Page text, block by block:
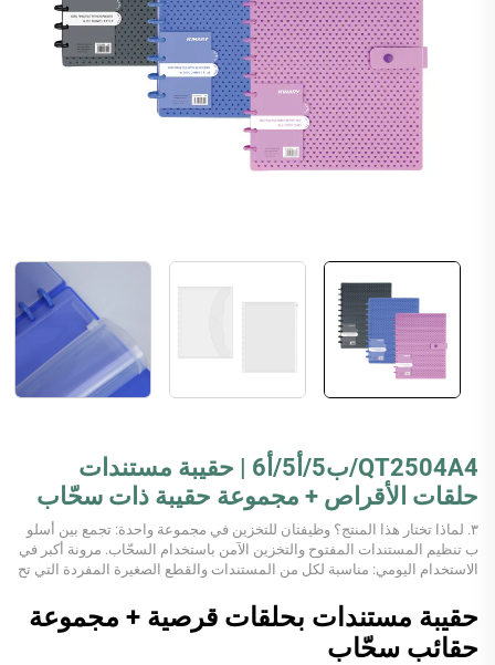
QT2504A4/ب5/أ5/أ6 | حقيبة مستندات
حلقات الأقراص + مجموعة حقيبة ذات سحّاب
٣. لماذا تختار هذا المنتج؟ وظيفتان للتخزين في مجموعة واحدة: تجمع بين أسلو
ب تنظيم المستندات المفتوح والتخزين الآمن باستخدام السحّاب. مرونة أكبر في
الاستخدام اليومي: مناسبة لكل من المستندات والقطع الصغيرة المفردة التي تح
حقيبة مستندات بحلقات قرصية + مجموعة
حقائب سحّاب